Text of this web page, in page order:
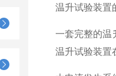
温升试验装置
一套完整的温
温升试验装置